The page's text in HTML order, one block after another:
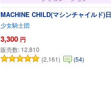
MACHINE CHILD(マシンチャイルド)
少女騎士団
3,300 円
販売数: 12,810
(2,161)
(54)